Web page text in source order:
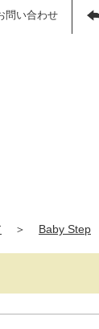
問い合わせ
＞ Baby Step